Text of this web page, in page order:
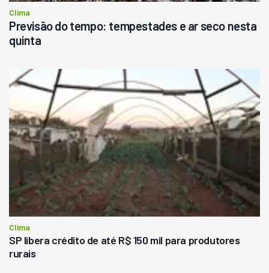
Clima
Previsão do tempo: tempestades e ar seco nesta
quinta
Clima
SP libera crédito de até R$ 150 mil para produtores
rurais